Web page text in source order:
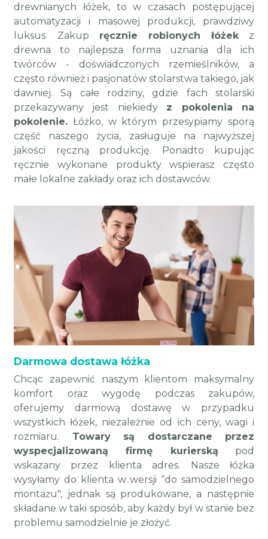
drewnianych łóżek, to w czasach postępującej
automatyzacji i masowej produkcji, prawdziwy
luksus. Zakup ręcznie robionych łóżek z
drewna to najlepsza forma uznania dla ich
twórców - doświadczonych rzemieślników, a
często również i pasjonatów stolarstwa takiego, jak
dawniej. Są całe rodziny, gdzie fach stolarski
przekazywany jest niekiedy z pokolenia na
pokolenie. Łóżko, w którym przesypiamy sporą
część naszego życia, zasługuje na najwyższej
jakości ręczną produkcję. Ponadto kupując
ręcznie wykonane produkty wspierasz często
małe lokalne zakłady oraz ich dostawców.
Darmowa dostawa łóżka
Chcąc zapewnić naszym klientom maksymalny
komfort oraz wygodę podczas zakupów,
oferujemy darmową dostawę w przypadku
wszystkich łóżek, niezależnie od ich ceny, wagi i
rozmiaru. Towary są dostarczane przez
wyspecjalizowaną firmę kurierską pod
wskazany przez klienta adres. Nasze łóżka
wysyłamy do klienta w wersji “do samodzielnego
montażu", jednak są produkowane, a następnie
składane w taki sposób, aby każdy był w stanie bez
problemu samodzielnie je złożyć.